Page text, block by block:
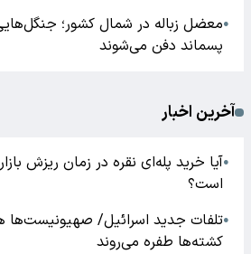
●معضل زباله در شمال کشور؛
پسماند دفن می‌شوند
آخرین اخبار
●آیا خرید پله‌ای نقره در زمان ریزش
است؟
●تلفات جدید اسرائیل/ صهیونیست‌ها
کشته‌ها طفره می‌روند